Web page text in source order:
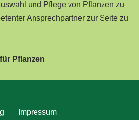
und Pflege von Pflanzen zu
Ansprechpartner zur Seite zu
Pflanzen
Impressum